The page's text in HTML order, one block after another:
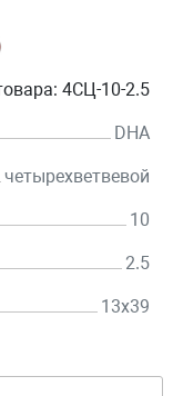
4СЦ-10-2.5
DHA
четырехветвевой
10
2.5
13х39